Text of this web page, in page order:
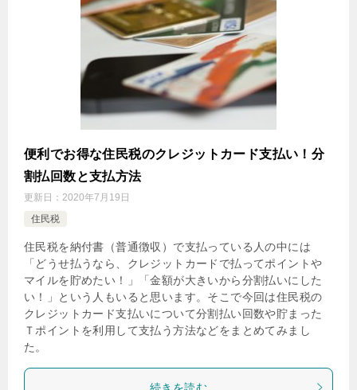
便利でお得な住民税のクレジットカード支払い！分
割払回数と支払方法
更新日： 2020年7月19日
住民税
住民税を納付書（普通徴収）で支払っている人の中には
「どうせ払うなら、クレジットカードで払ってポイントや
マイルを貯めたい！」「金額が大きいから分割払いにした
い！」という人もいると思います。そこで今回は住民税の
クレジットカード支払いについて分割払い回数や貯まった
Ｔポイントを利用して支払う方法などをまとめてみまし
た。
続きを読む